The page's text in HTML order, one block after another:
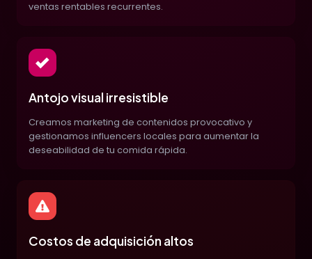
ventas rentables recurrentes.
Antojo visual irresistible
Creamos marketing de contenidos provocativo y
gestionamos influencers locales para aumentar la
deseabilidad de tu comida rápida.
Costos de adquisición altos